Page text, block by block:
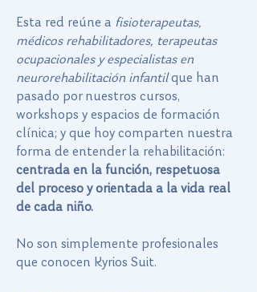
Esta red reúne a fisioterapeutas,
médicos rehabilitadores, terapeutas
ocupacionales y especialistas en
neurorehabilitación infantilque han
pasado por nuestros cursos,
workshops y espacios de formación
clínica; y que hoy comparten nuestra
forma de entender la rehabilitación:
centrada en la función, respetuosa
del proceso y orientada a la vida real
de cada niño.
No son simplemente profesionales
que conocen Kyrios Suit.